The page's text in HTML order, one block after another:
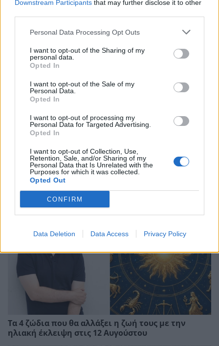
Downstream Participants that may further disclose it to other
Personal Data Processing Opt Outs
I want to opt-out of the Sharing of my
personal data.
Opted In
I want to opt-out of the Sale of my
Personal Data.
Opted In
I want to opt-out of processing my
Personal Data for Targeted Advertising.
Opted In
I want to opt-out of Collection, Use,
Retention, Sale, and/or Sharing of my
Personal Data that Is Unrelated with the
Purposes for which it was collected.
Opted Out
CONFIRM
Data Deletion Data Access Privacy Policy
εμβόλια» – Η ανάρτηση από την επίσκεψη στον
παιδίατρο με τον γιο της
Δύσκολες στιγμές για την Ιρένε Τροστ: Έφυγε από
τη ζωή ο πατέρας της – «Έχω κάνει πολλά λάθη
μαζί σου που μετανιώνω όσο τίποτα»
Τα 4 ζώδια που θα αλλάξει η ζωή τους με την
ηλιακή έκλειψη στις 12 Αυγούστου